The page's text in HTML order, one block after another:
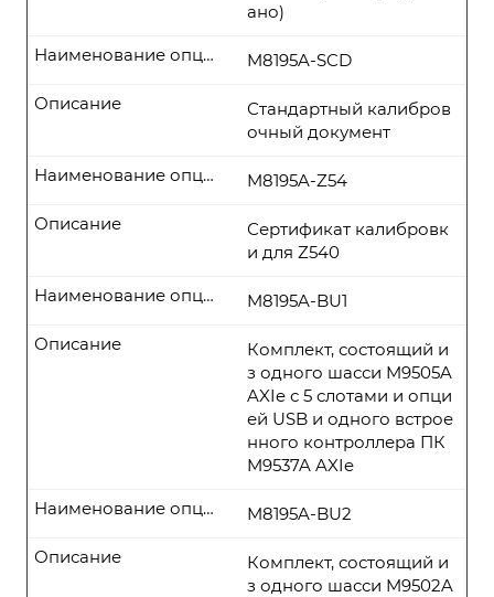
ано)
M8195A-SCD
Наименование опции
Стандартный калибров
очный документ
Описание
M8195A-Z54
Наименование опции
Сертификат калибровк
и для Z540
Описание
M8195A-BU1
Наименование опции
Комплект, состоящий и
з одного шасси M9505A
AXIe с 5 слотами и опци
ей USB и одного встрое
нного контроллера ПК
M9537A AXIe
Описание
M8195A-BU2
Наименование опции
Комплект, состоящий и
з одного шасси M9502A
Описание